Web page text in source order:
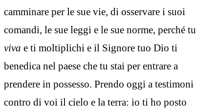
camminare per le sue vie, di osservare i suoi
comandi, le sue leggi e le sue norme, perché tu
viva e ti moltiplichi e il Signore tuo Dio ti
benedica nel paese che tu stai per entrare a
prendere in possesso. Prendo oggi a testimoni
contro di voi il cielo e la terra: io ti ho posto